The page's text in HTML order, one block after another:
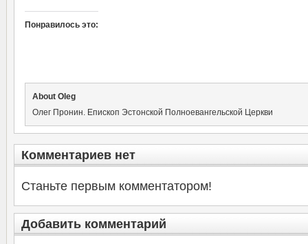
Понравилось это:
About Oleg
Олег Пронин. Епископ Эстонской Полноевангельской Церкви
Комментариев нет
Станьте первым комментатором!
Добавить комментарий